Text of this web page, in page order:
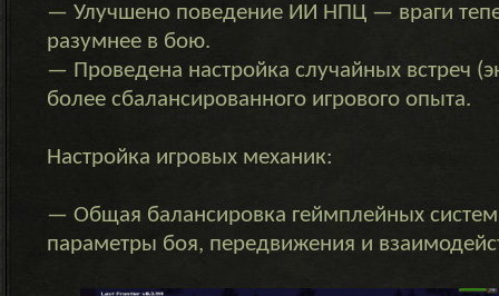
— Улучшено поведение ИИ НПЦ — враги
разумнее в бою.
— Проведена настройка случайных встреч
более сбалансированного игрового опыта.
Настройка игровых механик:
— Общая балансировка геймплейных
параметры боя, передвижения и